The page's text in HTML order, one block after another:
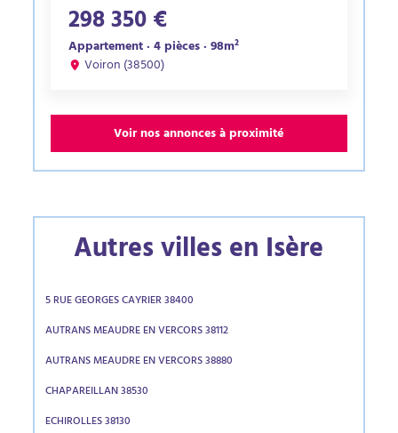
298 350 €
Appartement · 4 pièces · 98m²
Voiron (38500)
Voir nos annonces à proximité
Autres villes en Isère
5 RUE GEORGES CAYRIER 38400
AUTRANS MEAUDRE EN VERCORS 38112
AUTRANS MEAUDRE EN VERCORS 38880
CHAPAREILLAN 38530
ECHIROLLES 38130